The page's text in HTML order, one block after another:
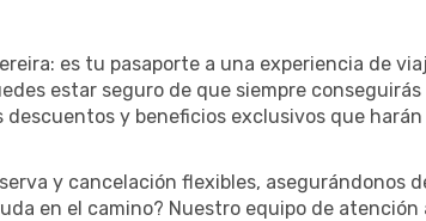
es tu pasaporte a una experiencia de
estar seguro de que siempre conseguirás
y beneficios exclusivos que
y cancelación flexibles, asegurándonos
en el camino? Nuestro equipo de atención